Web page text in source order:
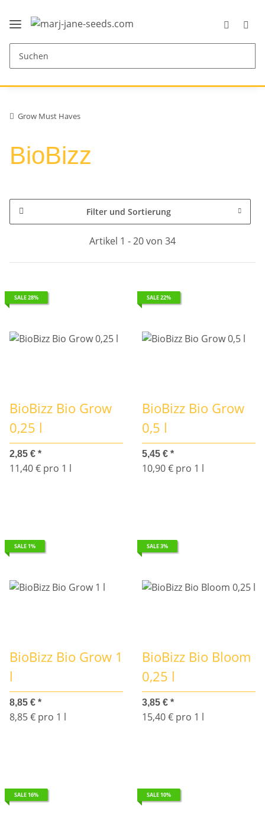
Grow Must Haves
BioBizz
Filter und Sortierung
Artikel 1 - 20 von 34
SALE 28%
BioBizz Bio Grow
0,25 l
2,85 € *
11,40 € pro 1 l
SALE 22%
BioBizz Bio Grow
0,5 l
5,45 € *
10,90 € pro 1 l
SALE 1%
BioBizz Bio Grow 1
l
8,85 € *
8,85 € pro 1 l
SALE 3%
BioBizz Bio Bloom
0,25 l
3,85 € *
15,40 € pro 1 l
SALE 16% SALE 10%